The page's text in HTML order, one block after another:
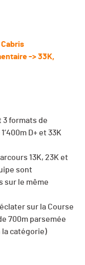
-> 33K,
3 formats de
D+ et 33K
13K, 23K et
sont
sur le même
sur la Course
700m parsemée
la catégorie)